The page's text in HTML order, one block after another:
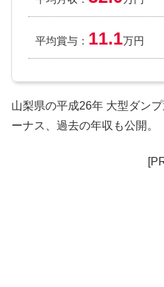
平均賞与： 11.1万円
山梨県の平成26年 大型ダン
ーナス、過去の年収も公開。